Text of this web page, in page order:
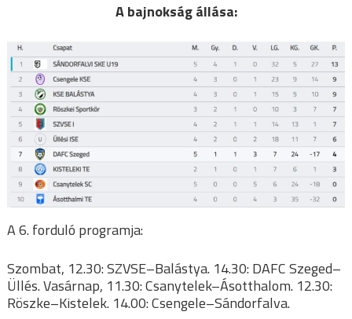
A bajnokság állása:
A 6. forduló programja:
Szombat, 12.30: SZVSE–Balástya. 14.30: DAFC Szeged–
Üllés. Vasárnap, 11.30: Csanytelek–Ásotthalom. 12.30:
Röszke–Kistelek. 14.00: Csengele–Sándorfalva.